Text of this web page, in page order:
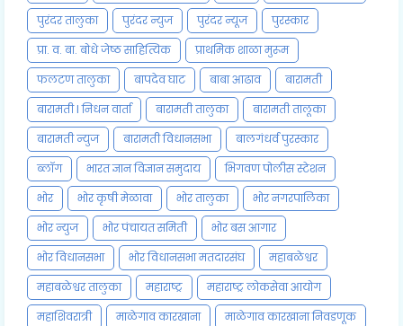
पुरंदर तालुका
पुरंदर न्युज पुरंदर न्यूज
पुरस्कार
प्रा. व. बा. बोधे जेष्ठ साहित्यिक
प्राथमिक शाळा मुरूम
फलटण तालुका
बापदेव घाट बाबा आढाव
बारामती
बारामती l निधन वार्ता
बारामती तालुका
बारामती तालूका
बारामती न्युज
बारामती विधानसभा
बालगंधर्व पुरस्कार
ब्लॉग
भारत ज्ञान विज्ञान समुदाय
भिगवण पोलीस स्टेशन
भोर
भोर कृषी मेळावा भोर तालुका
भोर नगरपालिका
भोर न्युज
भोर पंचायत समिती
भोर बस आगार
भोर विधानसभा
भोर विधानसभा मतदारसंघ
महाबळेश्वर
महाबळेश्वर तालुका
महाराष्ट्र
महाराष्ट्र लोकसेवा आयोग
महाशिवरात्री
माळेगाव कारखाना
माळेगाव कारखाना निवडणूक